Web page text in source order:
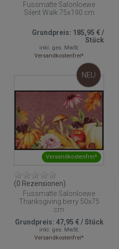
Fussmatte Salonloewe
Silent Walk 75x190 cm
Grundpreis: 185,95 €/
Stück
inkl. ges. MwSt.
Versandkostenfrei*
Versandkostenfrei*
NEU
(0 Rezensionen)
Fussmatte Salonloewe
Thanksgiving berry 50x75
cm
Grundpreis: 47,95 €/Stück
inkl. ges. MwSt.
Versandkostenfrei*